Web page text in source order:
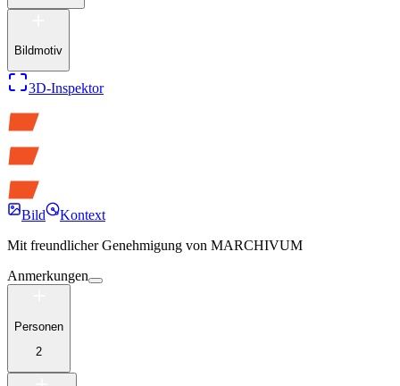
Bildmotiv
3D-Inspektor
Bild
Kontext
Mit freundlicher Genehmigung von MARCHIVUM
Anmerkungen
Personen
2